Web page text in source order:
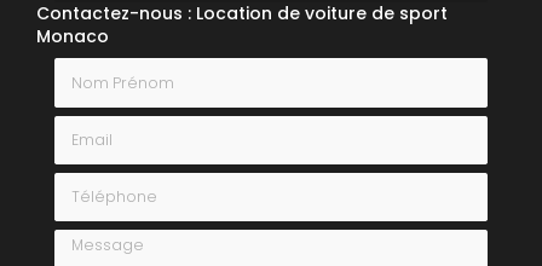
Contactez-nous : Location de voiture de sport
Monaco
Nom Prénom
Email
Téléphone
Message